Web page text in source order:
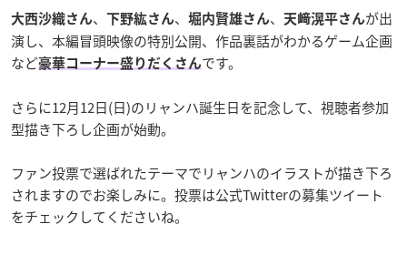
大西沙織さん、 下野紘さん、 堀内賢雄さん、 天﨑滉平さんが出
演し、本編冒頭映像の特別公開、作品裏話がわかるゲーム企画
など豪華コーナー盛りだくさんです。
さらに12月12日(日)のリャンハ誕生日を記念して、視聴者参加
型描き下ろし企画が始動。
ファン投票で選ばれたテーマでリャンハのイラストが描き下ろ
されますのでお楽しみに。投票は公式Twitterの募集ツイート
をチェックしてくださいね。